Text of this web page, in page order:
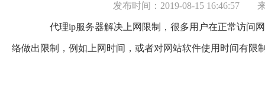
发布时间：2019-08-15 16:46:57
代理ip服务器解决上网限制，很多用户在正常访问
络做出限制，例如上网时间，或者对网站软件使用时间有限